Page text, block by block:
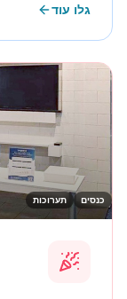
גלו עוד
כנסים תערוכות